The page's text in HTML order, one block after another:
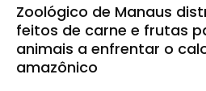
Zoológico de Manaus
feitos de carne e frutas
animais a enfrentar o
amazônico